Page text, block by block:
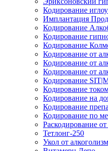
Кодирование
Имплантация
Кодирование
Кодирование
Кодирование
Кодирование от
Кодирование от
Кодирование от
Кодирование
Кодирование
Кодирование на
Кодирование
Кодирование по
Раскодирование
Тетлонг-250
Укол от